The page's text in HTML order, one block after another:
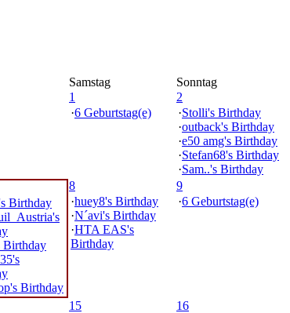
Samstag Sonntag
1
·6 Geburtstag(e)
2
·Stolli's Birthday
·outback's Birthday
·e50 amg's Birthday
·Stefan68's Birthday
·Sam..'s Birthday
Birthday
Birthday
Birthday
8
·huey8's Birthday
·N´avi's Birthday
·HTA EAS's
Birthday
9
·6 Geburtstag(e)
15
16